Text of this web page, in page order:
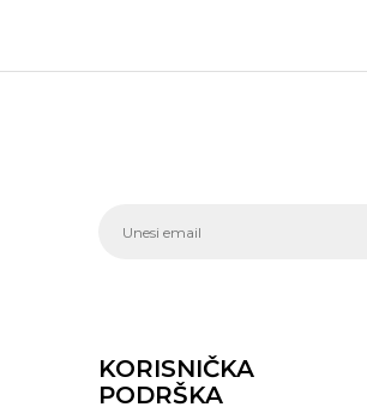
KORISNIČKA
PODRŠKA